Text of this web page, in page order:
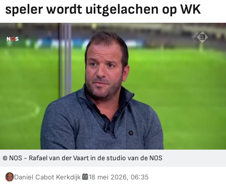
speler wordt uitgelachen op WK
© NOS - Rafael van der Vaart in de studio van de NOS
Daniel Cabot Kerkdijk 18 mei 2026, 06:35